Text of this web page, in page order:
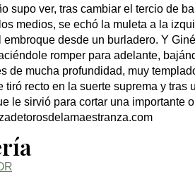
supo ver, tras cambiar el tercio de
medios, se echó la muleta a la
embroque desde un burladero. Y
romper para adelante,
de mucha profundidad, muy
tiró recto en la suerte suprema y tras
le sirvió para cortar una importante